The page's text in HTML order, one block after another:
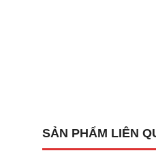
Trung tâm báo cháy
SẢN PHẨM LIÊN